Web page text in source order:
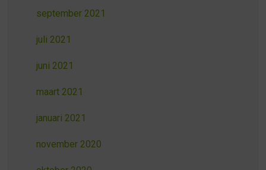
september 2021
juli 2021
juni 2021
maart 2021
januari 2021
november 2020